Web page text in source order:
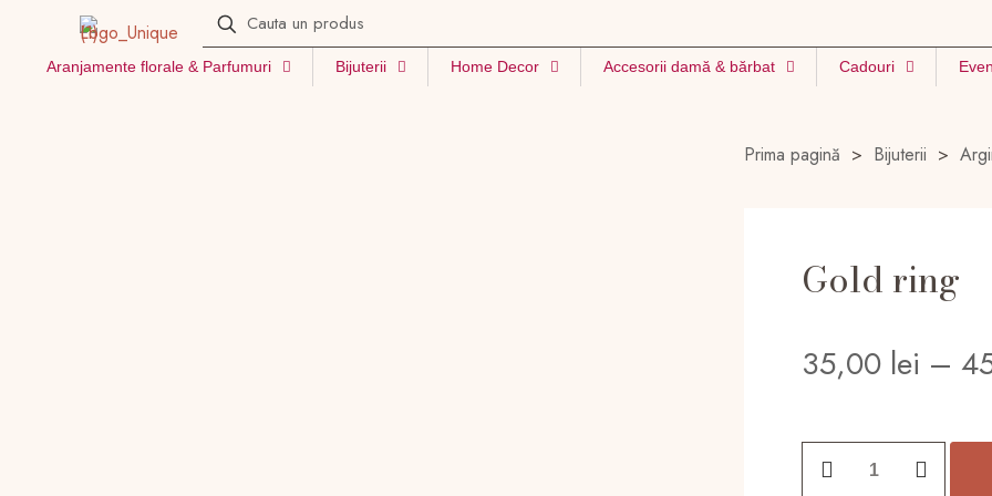
Aranjamente florale & Parfumuri Bijuterii Home Decor Accesorii damă & bărbat Cadouri
Prima pagină > Bijuterii >
Gold ring
35,00 lei –
Gold